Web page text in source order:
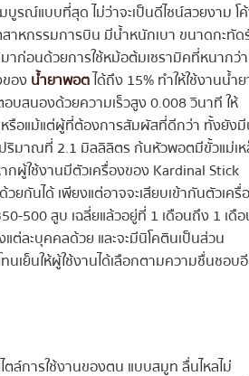
บูรณ์แบบที่สุด ไม่ว่าจะเป็นดีไซน์สวยงาม โ
าหกรรมการบิน มีน้ำหนักเบา ขนาดกะทั
าก่อนด้วยการใช้หม้อต้มเซรามิคที่หนากว่
องน้ำยาพอตได้ถึง 15% ทำให้ใช้งานน้ำ
บสนองด้วยความเร็วสูง 0.008 วินาที ให้
หรือแม้แต่ผู้ที่ต้องการสัมผัสที่ดีกว่า ทั้งยัง
มาณที่ 2.1 มิลลิลิตร ก้นหัวพอตมีขั้วแม่เ
ผู้ใช้งานมีตัวเครื่องของ Kardinal Stick
วยกันได้ เพียงแต่อาจจะเสียบเข้ากันตัวเครื่
500 สูบ เฉลี่ยแล้วอยู่ที่ 1 เดือนถึง 1 เดื
ต่ละบุคคลด้วย และจะมีนิโคตินเป็นส่วน
เย็นให้ผู้ใช้งานได้เลือกตามความชื่นชอบ
ล์การใช้งานของตน แบบสมูท ลื่นไหลไม่